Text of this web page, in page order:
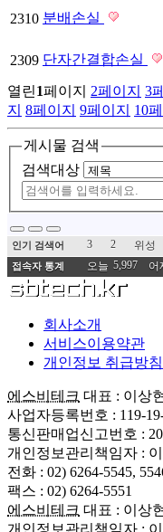
2310 분배손실
2309 단자간결합손실
열린1페이지 2페이지 3
지 8페이지 9페이지 10
게시물 검색
검색대상
인기 검색어 3 2 위성
접속자 통계 오늘 5,997 어
회사소개
서비스이용약관
개인정보 취급방침
에스비테크 대표 : 이상현
사업자등록번호 : 119-
통신판매업신고번호 :
개인정보관리책임자 :
전화 : 02) 6264-5545,
팩스 : 02) 6264-5551
에스비테크 대표 : 이상현
개인정보관리책임자 :